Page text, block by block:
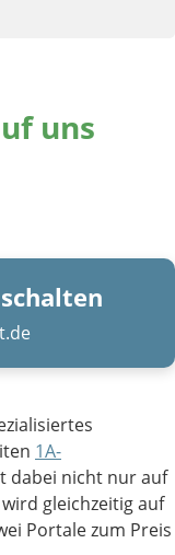
uns
1A-
dabei nicht nur auf
gleichzeitig auf
Portale zum Preis